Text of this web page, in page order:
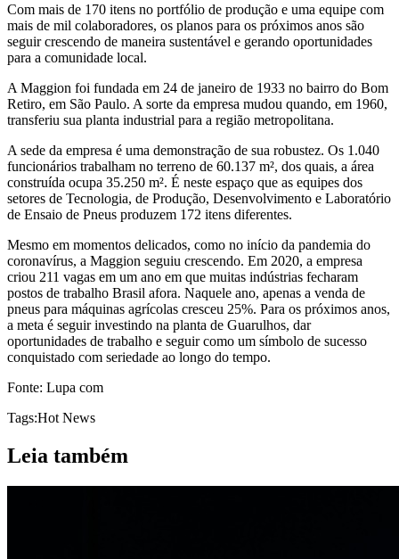
Com mais de 170 itens no portfólio de produção e uma equipe com
mais de mil colaboradores, os planos para os próximos anos são
seguir crescendo de maneira sustentável e gerando oportunidades
para a comunidade local.
A Maggion foi fundada em 24 de janeiro de 1933 no bairro do Bom
Retiro, em São Paulo. A sorte da empresa mudou quando, em 1960,
transferiu sua planta industrial para a região metropolitana.
A sede da empresa é uma demonstração de sua robustez. Os 1.040
funcionários trabalham no terreno de 60.137 m², dos quais, a área
construída ocupa 35.250 m². É neste espaço que as equipes dos
setores de Tecnologia, de Produção, Desenvolvimento e Laboratório
de Ensaio de Pneus produzem 172 itens diferentes.
Mesmo em momentos delicados, como no início da pandemia do
coronavírus, a Maggion seguiu crescendo. Em 2020, a empresa
criou 211 vagas em um ano em que muitas indústrias fecharam
postos de trabalho Brasil afora. Naquele ano, apenas a venda de
pneus para máquinas agrícolas cresceu 25%. Para os próximos anos,
a meta é seguir investindo na planta de Guarulhos, dar
oportunidades de trabalho e seguir como um símbolo de sucesso
conquistado com seriedade ao longo do tempo.
Fonte: Lupa com
Tags:Hot News
Leia também